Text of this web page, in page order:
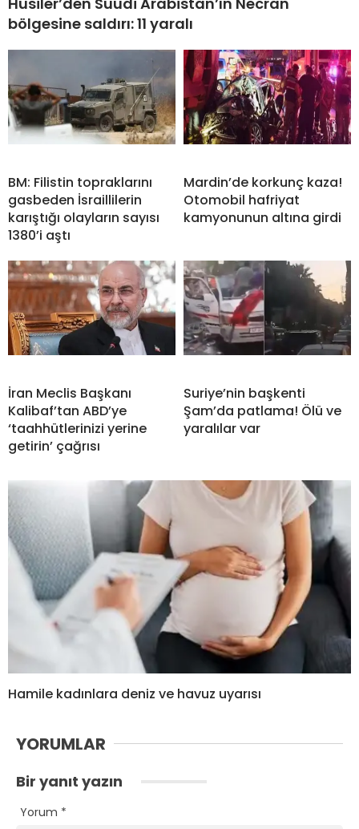
bölgesine saldırı: 11 yaralı
BM: Filistin topraklarını
gasbeden İsraillilerin
karıştığı olayların sayısı
1380’i aştı
Mardin’de korkunç kaza!
Otomobil hafriyat
kamyonunun altına girdi
İran Meclis Başkanı
Kalibaf’tan ABD’ye
‘taahhütlerinizi yerine
getirin’ çağrısı
Suriye’nin başkenti
Şam’da patlama! Ölü ve
yaralılar var
Hamile kadınlara deniz ve havuz uyarısı
YORUMLAR
Bir yanıt yazın
Yorum *